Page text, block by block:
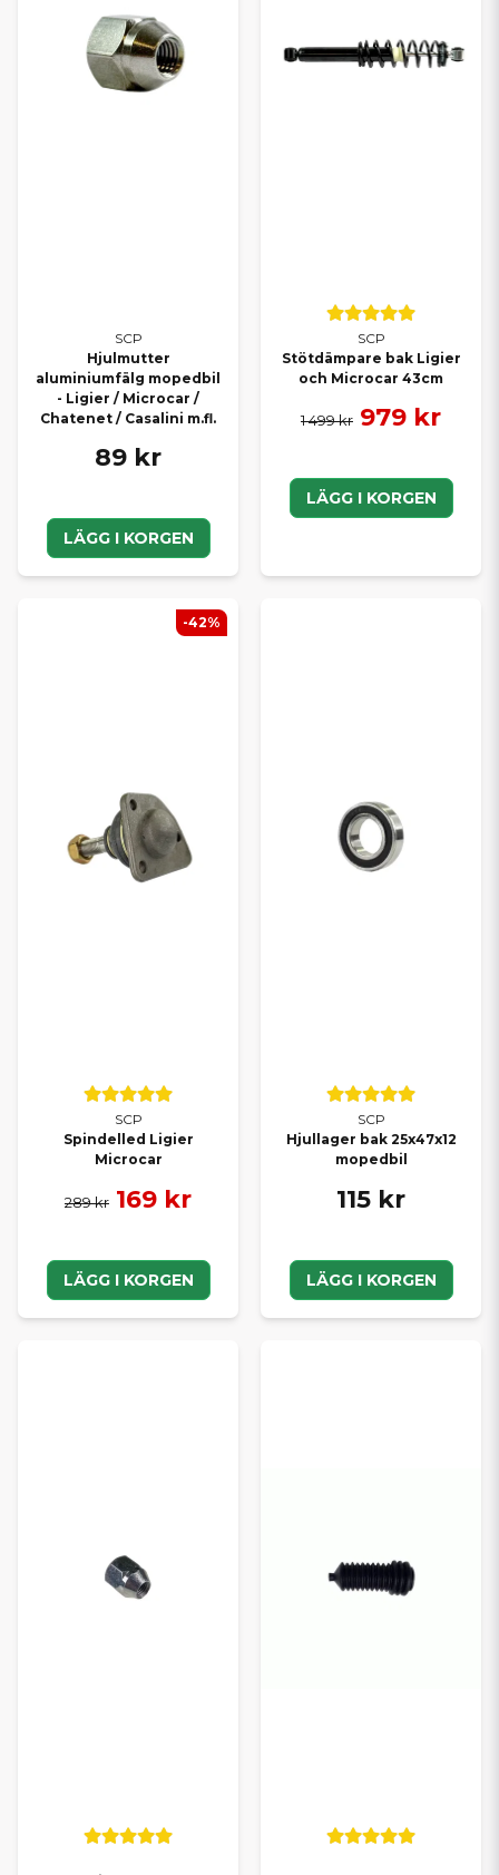
SCP
Hjulmutter
aluminiumfälg mopedbil
- Ligier / Microcar /
Chatenet / Casalini m.fl.
89 kr
LÄGG I KORGEN
SCP
Stötdämpare bak Ligier
och Microcar 43cm
1 499 kr 979 kr
LÄGG I KORGEN
SCP
Spindelled Ligier
Microcar
289 kr 169 kr
LÄGG I KORGEN
-42%
SCP
Hjullager bak 25x47x12
mopedbil
115 kr
LÄGG I KORGEN